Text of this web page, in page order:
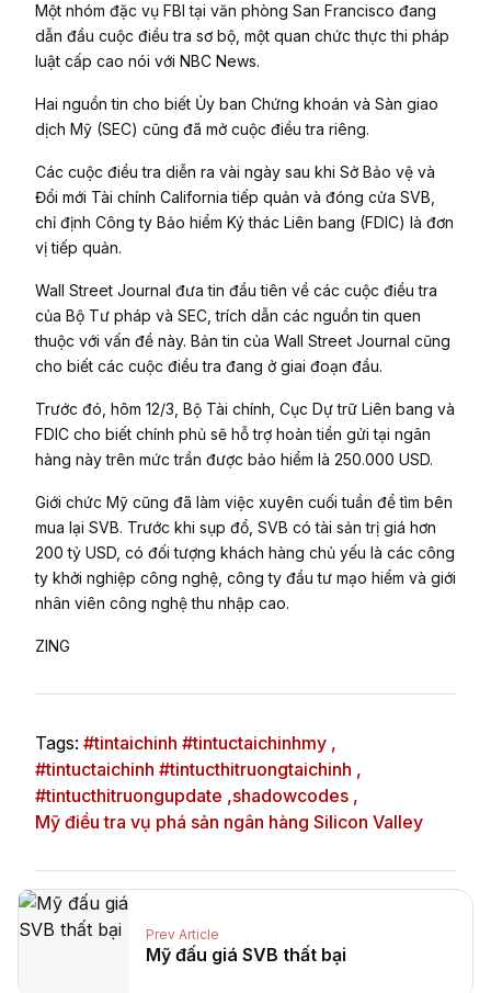
Một nhóm đặc vụ FBI tại văn phòng San Francisco đang
dẫn đầu cuộc điều tra sơ bộ, một quan chức thực thi pháp
luật cấp cao nói với NBC News.
Hai nguồn tin cho biết Ủy ban Chứng khoán và Sàn giao
dịch Mỹ (SEC) cũng đã mở cuộc điều tra riêng.
Các cuộc điều tra diễn ra vài ngày sau khi Sở Bảo vệ và
Đổi mới Tài chính California tiếp quản và đóng cửa SVB,
chỉ định Công ty Bảo hiểm Ký thác Liên bang (FDIC) là đơn
vị tiếp quản.
Wall Street Journal đưa tin đầu tiên về các cuộc điều tra
của Bộ Tư pháp và SEC, trích dẫn các nguồn tin quen
thuộc với vấn đề này. Bản tin của Wall Street Journal cũng
cho biết các cuộc điều tra đang ở giai đoạn đầu.
Trước đó, hôm 12/3, Bộ Tài chính, Cục Dự trữ Liên bang và
FDIC cho biết chính phủ sẽ hỗ trợ hoàn tiền gửi tại ngân
hàng này trên mức trần được bảo hiểm là 250.000 USD.
Giới chức Mỹ cũng đã làm việc xuyên cuối tuần để tìm bên
mua lại SVB. Trước khi sụp đổ, SVB có tài sản trị giá hơn
200 tỷ USD, có đối tượng khách hàng chủ yếu là các công
ty khởi nghiệp công nghệ, công ty đầu tư mạo hiểm và giới
nhân viên công nghệ thu nhập cao.
ZING
Tags: #tintaichinh #tintuctaichinhmy ,
#tintuctaichinh #tintucthitruongtaichinh ,
#tintucthitruongupdate ,shadowcodes ,
Mỹ điều tra vụ phá sản ngân hàng Silicon Valley
Prev Article
Mỹ đấu giá SVB thất bại